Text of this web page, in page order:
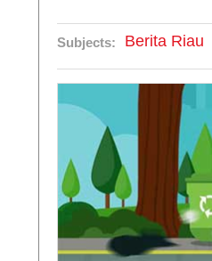
Subjects: Berita Riau